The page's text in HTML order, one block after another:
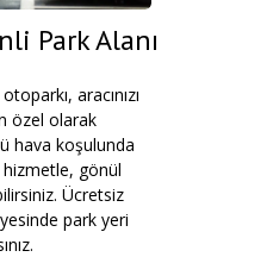
Park Alanı
aracınızı
özel olarak
hava koşulunda
hizmetle, gönül
Ücretsiz
park yeri